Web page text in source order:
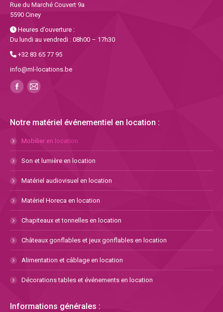
Rue du Marché Couvert 9a
5590 Ciney
Heures d’ouverture :
Du lundi au vendredi : 08h00 – 17h30
+32 83 65 77 95
info@ml-locations.be
Notre matériel événementiel en location :
Mobilier en location
Son et lumière en location
Matériel audiovisuel en location
Matériel Horeca en location
Chapiteaux et tonnelles en location
Châteaux gonflables et jeux gonflables en location
Alimentation et câblage en location
Décorations tables et événements en location
Informations générales :